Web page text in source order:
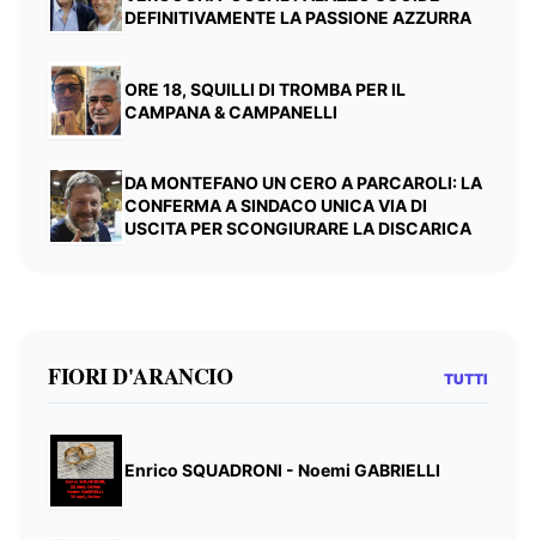
DEFINITIVAMENTE LA PASSIONE AZZURRA
ORE 18, SQUILLI DI TROMBA PER IL
CAMPANA & CAMPANELLI
DA MONTEFANO UN CERO A PARCAROLI: LA
CONFERMA A SINDACO UNICA VIA DI
USCITA PER SCONGIURARE LA DISCARICA
FIORI D'ARANCIO TUTTI
Enrico SQUADRONI - Noemi GABRIELLI